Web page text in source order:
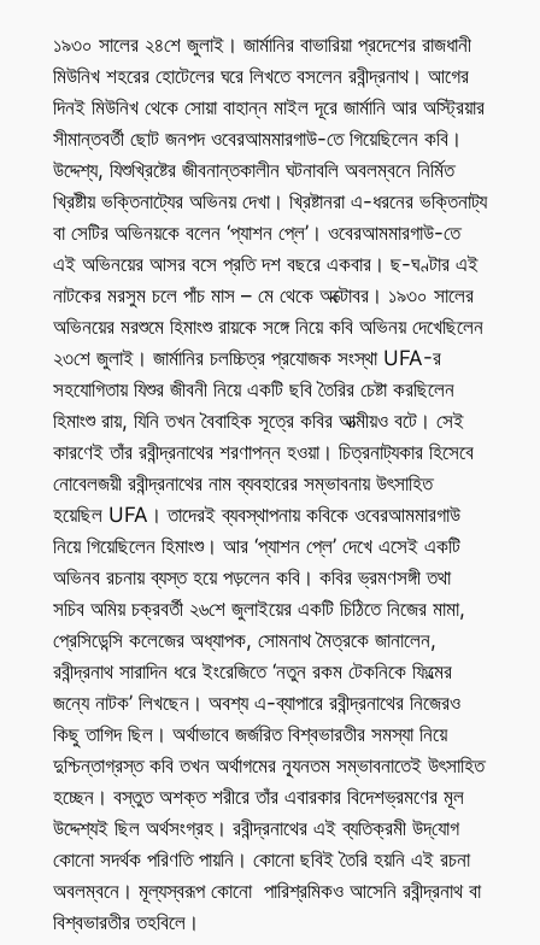
১৯৩০ সালের ২৪শে জুলাই। জার্মানির বাভারিয়া প্রদেশের রাজধানী
মিউনিখ শহরের হোটেলের ঘরে লিখতে বসলেন রবীন্দ্রনাথ। আগের
দিনই মিউনিখ থেকে সোয়া বাহান্ন মাইল দূরে জার্মানি আর অস্ট্রিয়ার
সীমান্তবর্তী ছোট জনপদ ওবেরআমমারগাউ-তে গিয়েছিলেন কবি।
উদ্দেশ্য, যিশুখ্রিষ্টের জীবনান্তকালীন ঘটনাবলি অবলম্বনে নির্মিত
খ্রিষ্টীয় ভক্তিনাট্যের অভিনয় দেখা। খ্রিষ্টানরা এ-ধরনের ভক্তিনাট্য
বা সেটির অভিনয়কে বলেন ‘প্যাশন প্লে’। ওবেরআমমারগাউ-তে
এই অভিনয়ের আসর বসে প্রতি দশ বছরে একবার। ছ-ঘণ্টার এই
নাটকের মরসুম চলে পাঁচ মাস – মে থেকে অক্টোবর। ১৯৩০ সালের
অভিনয়ের মরশুমে হিমাংশু রায়কে সঙ্গে নিয়ে কবি অভিনয় দেখেছিলেন
২৩শে জুলাই। জার্মানির চলচ্চিত্র প্রযোজক সংস্থা UFA-র
সহযোগিতায় যিশুর জীবনী নিয়ে একটি ছবি তৈরির চেষ্টা করছিলেন
হিমাংশু রায়, যিনি তখন বৈবাহিক সূত্রে কবির আত্মীয়ও বটে। সেই
কারণেই তাঁর রবীন্দ্রনাথের শরণাপন্ন হওয়া। চিত্রনাট্যকার হিসেবে
নোবেলজয়ী রবীন্দ্রনাথের নাম ব্যবহারের সম্ভাবনায় উৎসাহিত
হয়েছিল UFA। তাদেরই ব্যবস্থাপনায় কবিকে ওবেরআমমারগাউ
নিয়ে গিয়েছিলেন হিমাংশু। আর ‘প্যাশন প্লে’ দেখে এসেই একটি
অভিনব রচনায় ব্যস্ত হয়ে পড়লেন কবি। কবির ভ্রমণসঙ্গী তথা
সচিব অমিয় চক্রবর্তী ২৬শে জুলাইয়ের একটি চিঠিতে নিজের মামা,
প্রেসিডেন্সি কলেজের অধ্যাপক, সোমনাথ মৈত্রকে জানালেন,
রবীন্দ্রনাথ সারাদিন ধরে ইংরেজিতে ‘নতুন রকম টেকনিকে ফিল্মের
জন্যে নাটক’ লিখছেন। অবশ্য এ-ব্যাপারে রবীন্দ্রনাথের নিজেরও
কিছু তাগিদ ছিল। অর্থাভাবে জর্জরিত বিশ্বভারতীর সমস্যা নিয়ে
দুশ্চিন্তাগ্রস্ত কবি তখন অর্থাগমের ন্যূনতম সম্ভাবনাতেই উৎসাহিত
হচ্ছেন। বস্তুত অশক্ত শরীরে তাঁর এবারকার বিদেশভ্রমণের মূল
উদ্দেশ্যই ছিল অর্থসংগ্রহ। রবীন্দ্রনাথের এই ব্যতিক্রমী উদ্‌যোগ
কোনো সদর্থক পরিণতি পায়নি। কোনো ছবিই তৈরি হয়নি এই রচনা
অবলম্বনে। মূল্যস্বরূপ কোনো পারিশ্রমিকও আসেনি রবীন্দ্রনাথ বা
বিশ্বভারতীর তহবিলে।